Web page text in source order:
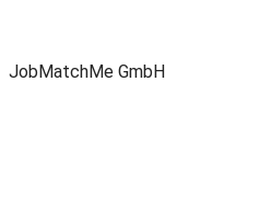
JobMatchMe GmbH